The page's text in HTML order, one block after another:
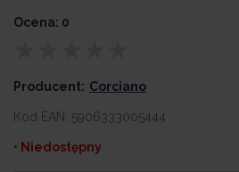
Ocena: 0
Producent: Corciano
Kod EAN: 5906333005444
• Niedostępny